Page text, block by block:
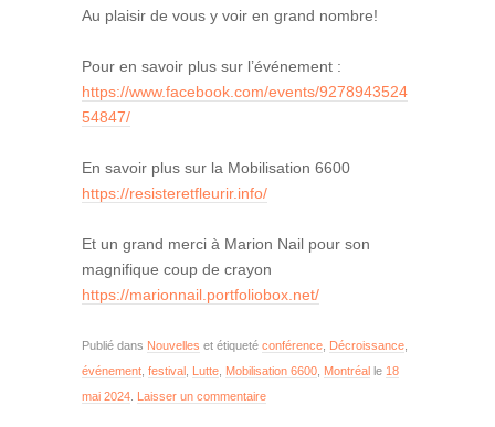
Au plaisir de vous y voir en grand nombre!
Pour en savoir plus sur l’événement :
https://www.facebook.com/events/9278943524
54847/
En savoir plus sur la Mobilisation 6600
https://resisteretfleurir.info/
Et un grand merci à Marion Nail pour son
magnifique coup de crayon
https://marionnail.portfoliobox.net/
Publié dans Nouvelles et étiqueté conférence Décroissance
événement festival Lutte Mobilisation 6600 Montréal le 18
mai 2024 Laisser un commentaire